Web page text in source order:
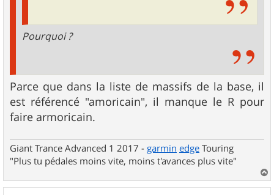
Pourquoi ?
Parce que dans la liste de massifs de la base, il
est référencé "amoricain", il manque le R pour
faire armoricain.
Giant Trance Advanced 1 2017 - garmin edge Touring
"Plus tu pédales moins vite, moins t'avances plus vite"
a